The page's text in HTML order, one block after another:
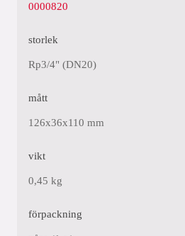
0000820
storlek
Rp3/4" (DN20)
mått
126x36x110 mm
vikt
0,45 kg
förpackning